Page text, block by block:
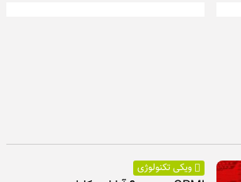
ویکی تکنولوژی